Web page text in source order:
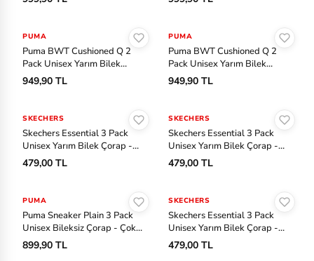
S
ke
Sl
a
St
an
le
PUMA
Puma BWT Cushioned Q 2
Pack Unisex Yarım Bilek
Çorap - Beyaz
949,90 TL
PUMA
Puma BWT Cushioned Q 2
Pack Unisex Yarım Bilek
Çorap - Beyaz
949,90 TL
SKECHERS
Skechers Essential 3 Pack
Unisex Yarım Bilek Çorap -
Siyah
479,00 TL
SKECHERS
Skechers Essential 3 Pack
Unisex Yarım Bilek Çorap -
Çok Renkli
479,00 TL
PUMA
Puma Sneaker Plain 3 Pack
Unisex Bileksiz Çorap - Çok
Renkli-Çok Renkli
899,90 TL
SKECHERS
Skechers Essential 3 Pack
Unisex Yarım Bilek Çorap -
Beyaz
479,00 TL